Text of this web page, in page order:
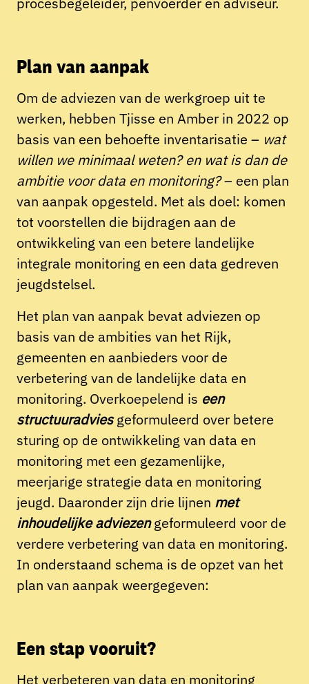
Plan van aanpak
Om de adviezen van de werkgroep uit te
werken, hebben Tjisse en Amber in 2022 op
basis van een behoefte inventarisatie – wat
willen we minimaal weten? en wat is dan de
ambitie voor data en monitoring?– een plan
van aanpak opgesteld. Met als doel: komen
tot voorstellen die bijdragen aan de
ontwikkeling van een betere landelijke
integrale monitoring en een data gedreven
jeugdstelsel.
Het plan van aanpak bevat adviezen op
basis van de ambities van het Rijk,
gemeenten en aanbieders voor de
verbetering van de landelijke data en
monitoring. Overkoepelend is een
structuuradviesgeformuleerd over betere
sturing op de ontwikkeling van data en
monitoring met een gezamenlijke,
meerjarige strategie data en monitoring
jeugd. Daaronder zijn drie lijnen met
inhoudelijke adviezengeformuleerd voor de
verdere verbetering van data en monitoring.
In onderstaand schema is de opzet van het
plan van aanpak weergegeven:
Een stap vooruit?
Het verbeteren van data en monitoring